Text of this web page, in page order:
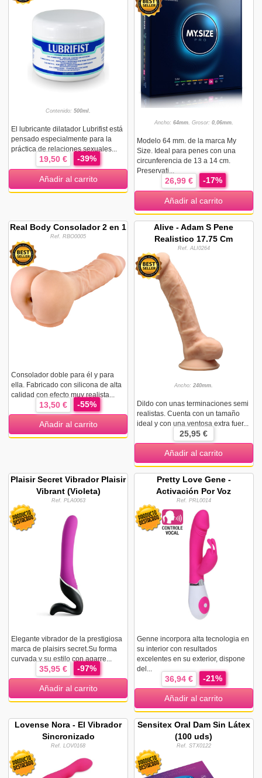
Contenido:500ml.
El lubricante dilatador Lubrifist está
pensado especialmente para la
práctica de relaciones sexuales...
19,50 € -39%
Añadir al carrito
Ancho: 64mm. Grosor: 0,06mm.
Modelo 64 mm. de la marca My
Size. Ideal para penes con una
circunferencia de 13 a 14 cm.
Preservati...
26,99 € -17%
Añadir al carrito
Real Body Consolador 2 en 1
Ref. RBO0005
Consolador doble para él y para
ella. Fabricado con silicona de alta
calidad con efecto muy realista...
13,50 € -55%
Añadir al carrito
Alive - Adam S Pene
Realistico 17.75 Cm
Ref. ALI0264
Ancho:240mm.
Dildo con unas terminaciones semi
realistas. Cuenta con un tamaño
ideal y con una ventosa extra fuer...
25,95 €
Añadir al carrito
Plaisir Secret Vibrador Plaisir
Vibrant (Violeta)
Ref. PLA0063
Elegante vibrador de la prestigiosa
marca de plaisirs secret.Su forma
curvada y su estilo con agarre...
35,95 € -97%
Añadir al carrito
Pretty Love Gene -
Activación Por Voz
Ref. PRL0014
Genne incorpora alta tecnologia en
su interior con resultados
excelentes en su exterior, dispone
del...
36,94 € -21%
Añadir al carrito
Lovense Nora - El Vibrador
Sincronizado
Ref. LOV0168
Sensitex Oral Dam Sin Látex
(100 uds)
Ref. STX0122